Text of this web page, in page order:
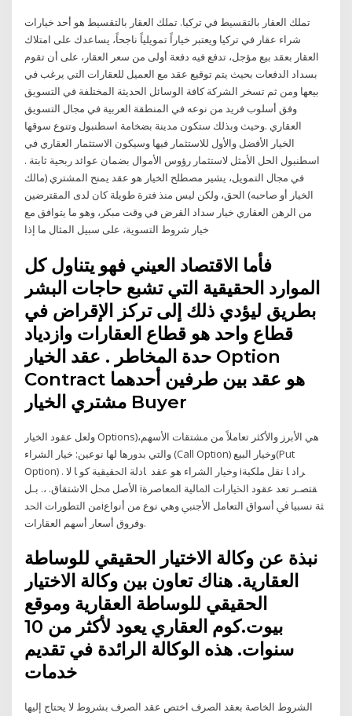
تملك العقار بالتقسيط في تركيا. تملك العقار بالتقسيط هو أحد خيارات
شراء عقار في تركيا ويعتبر خياراً تمويلياً ناجحاً، يساعدك على امتلاك
العقار بعقد بيع مؤجل، تدفع فيه دفعة أولى من سعر العقار، على أن تقوم
بسداد الدفعات بحيث يتم توقيع عقد مع العميل للعقارات التي يرغب في
بيعها ومن ثم تسخر الشركة كافة الوسائل الحديثة المختلفة في التسويق
وفق أسلوب فريد من نوعه في المنطقة العربية في مجال التسويق
العقاري .وحيث وبذلك ستكون مدينة بضخامة اسطنبول وتنوع سوقها
الخيار الأفضل والأول للاستثمار فيها وسيكون الاستثمار العقاري في
اسطنبول الحل الأمثل لاستثمار رؤوس الأموال بضمان عوائد ربحية ثابتة .
في مجال التمويل، يشير مصطلح الخيار هو عقد يمنح المشتري (مالك
الخيار أو صاحبه) الحق، ولكن ليس منذ فترة طويلة كان لدى المقترضين
من الرهن العقاري خيار سداد القرض في وقت مبكر، وهو ما يتوافق مع
خيار شروط التسوية، على سبيل المثال ما إذا
فأما الاقتصاد العيني فهو يتناول كل
الموارد الحقيقية التي تشبع حاجات البشر
بطريق ليؤدي ذلك إلى تركز الإقراض في
قطاع واحد هو قطاع العقارات وازدياد
حدة المخاطر . عقد الخيار Option
Contract هو عقد بين طرفين أحدهما
مشتري الخيار Buyer
ولعل عقود الخيار Options)هي الأبرز والأكثر تعاملاً من مشتقات الأسهم،
والتي بدورها لها نوعين: خيار الشراء (Call Option) وخيار البيع(Put
Option) . وخيار الشراء هو عقد ﺎدﻟﺔ اﳊﻘﻴﻘﻴﺔ ﮐﻮ ﺎ ﻻ iﺮاد ﺎ ﻧﻘﻞ ﻣﻠﮑﻴﺔ
اﻷﺻﻞ ﳏﻞ اﻻﺷﺘﻘﺎق. ،. ﺑـﻞ iﻘﺘﺼـﺮ ﺗﻌﺪ ﻋﻘﻮد اﳋﻴﺎرات اﳌﺎﻟﻴﺔ اﳌﻌﺎﺻﺮة
ﻣﻦ اﻟﺘﻄﻮرات اﳊﺪiﺜﺔ ﻧﺴﺒﻴﺎ ﰲ أﺳﻮاق اﻟﺘﻌﺎﻣﻞ اﻷﺟﻨﱯ وﻫﻲ ﻧﻮع ﻣﻦ أﻧﻮاع
وﻓﺮوق أﺳﻌﺎر أﺳﻬﻢ اﻟﻌﻘﺎرات.
نبذة عن وكالة الاختيار الحقيقي للوساطة
العقارية. هناك تعاون بين وكالة الاختيار
الحقيقي للوساطة العقارية وموقع
بيوت.كوم العقاري يعود لأكثر من 10
سنوات. هذه الوكالة الرائدة في تقديم
خدمات
الشروط الخاصة بعقد الصرف اختص عقد الصرف بشروط لا يحتاج إليها